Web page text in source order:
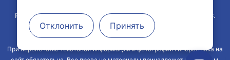
Рег. свидетельство №1760800571 от 29.04.2008 в ГРИРиИС.
При перепечатке текстовой информации и фотографий гиперссылка на
Отклонить Принять